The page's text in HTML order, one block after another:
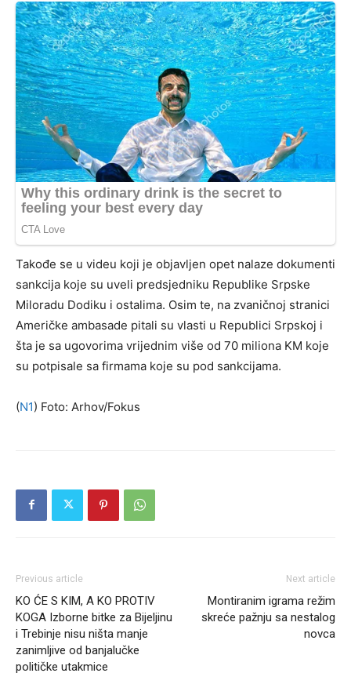
Takođe se u videu koji je objavljen opet nalaze dokumenti
sankcija koje su uveli predsjedniku Republike Srpske
Miloradu Dodiku i ostalima. Osim te, na zvaničnoj stranici
Američke ambasade pitali su vlasti u Republici Srpskoj i
šta je sa ugovorima vrijednim više od 70 miliona KM koje
su potpisale sa firmama koje su pod sankcijama.
(N1) Foto: Arhov/Fokus
Previous article
KO ĆE S KIM, A KO PROTIV
KOGA Izborne bitke za Bijeljinu
i Trebinje nisu ništa manje
zanimljive od banjalučke
političke utakmice
Next article
Montiranim igrama režim
skreće pažnju sa nestalog
novca